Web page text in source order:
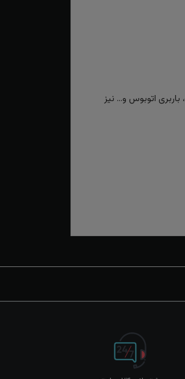
اتوبوس و... نیز